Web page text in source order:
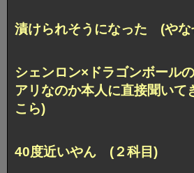
漬けられそうになった (やな
シェンロン×ドラゴンボール
アリなのか本人に直接聞い
こら)
40度近いやん (２科目)